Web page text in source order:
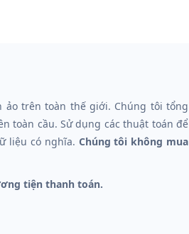
ảo trên toàn thế giới. Chúng tôi tổng
toàn cầu. Sử dụng các thuật toán để
liệu có nghĩa. Chúng tôi không mua
tiện thanh toán.